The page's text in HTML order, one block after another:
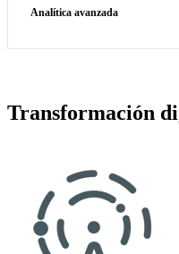
Analítica avanzada
Transformación